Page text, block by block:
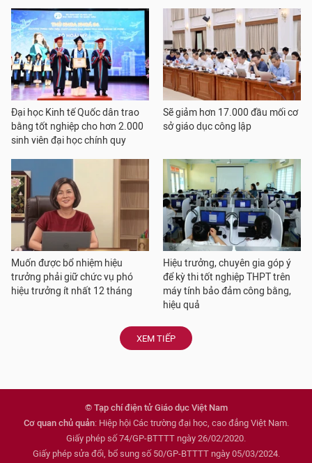
Đại học Kinh tế Quốc dân trao
bằng tốt nghiệp cho hơn 2.000
sinh viên đại học chính quy
Sẽ giảm hơn 17.000 đầu mối cơ
sở giáo dục công lập
Muốn được bổ nhiệm hiệu
trưởng phải giữ chức vụ phó
hiệu trưởng ít nhất 12 tháng
Hiệu trưởng, chuyên gia góp ý
để kỳ thi tốt nghiệp THPT trên
máy tính bảo đảm công bằng,
hiệu quả
XEM TIẾP
© Tạp chí điện tử Giáo dục Việt Nam
Cơ quan chủ quản: Hiệp hội Các trường đại học, cao đẳng Việt Nam.
Giấy phép số 74/GP-BTTTT ngày 26/02/2020.
Giấy phép sửa đổi, bổ sung số 50/GP-BTTTT ngày 05/03/2024.